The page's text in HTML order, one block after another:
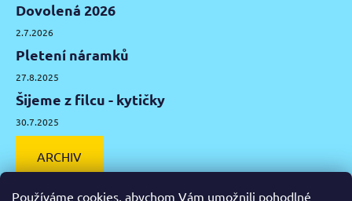
Používáme cookies, abychom Vám umožnili pohodlné
Dovolená 2026
2.7.2026
Pletení náramků
27.8.2025
Šijeme z filcu - kytičky
30.7.2025
ARCHIV